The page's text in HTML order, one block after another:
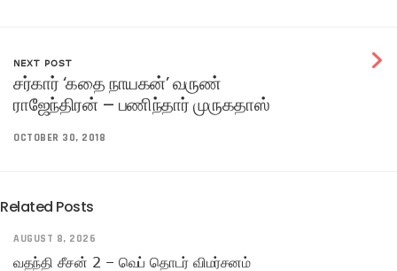
NEXT POST
சர்கார் ‘கதை நாயகன்’ வருண்
ராஜேந்திரன் – பணிந்தார் முருகதாஸ்
OCTOBER 30, 2018
Related Posts
AUGUST 8, 2026
வதந்தி சீசன் 2 – வெப் தொடர் விமர்சனம்